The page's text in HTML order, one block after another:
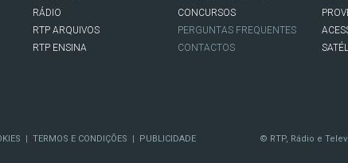
RÁDIO
RTP ARQUIVOS
RTP ENSINA
CONCURSOS
PERGUNTAS FREQUENTES
CONTACTOS
TERMOS E CONDIÇÕES PUBLICIDADE © RTP, Rádio e